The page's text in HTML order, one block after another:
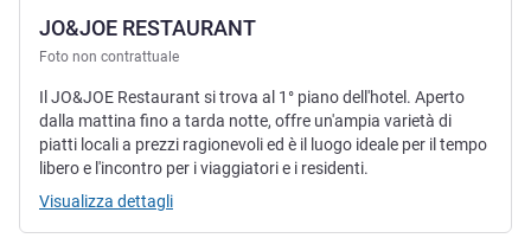
JO&JOE RESTAURANT
Foto non contrattuale
Il JO&JOE Restaurant si trova al 1° piano dell'hotel. Aperto
dalla mattina fino a tarda notte, offre un'ampia varietà di
piatti locali a prezzi ragionevoli ed è il luogo ideale per il tempo
libero e l'incontro per i viaggiatori e i residenti.
Visualizza dettagli